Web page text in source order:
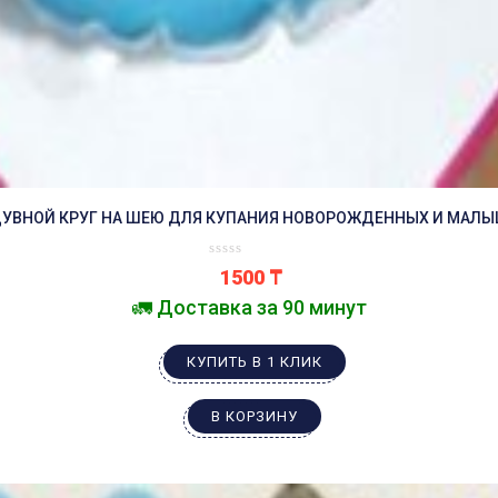
КРУГ НА ШЕЮ ДЛЯ КУПАНИЯ НОВОРОЖДЕННЫХ И
1500 ₸
🚛 Доставка за 90 минут
КУПИТЬ В 1 КЛИК
В КОРЗИНУ